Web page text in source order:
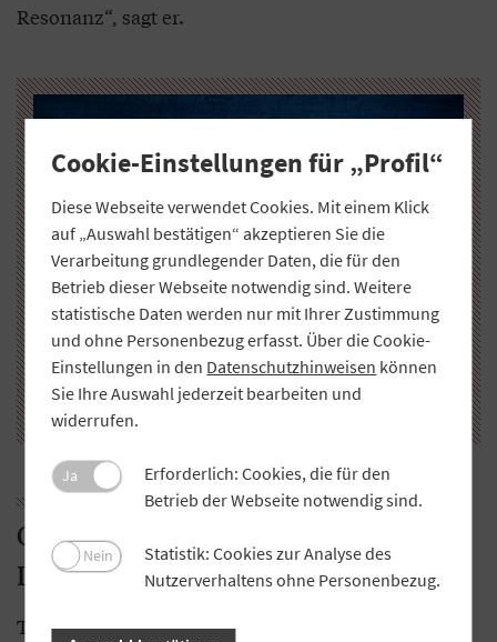
Resonanz“, sagt er.
Produkte aus bayerischem Soja: Tofu und Sojadrink der
Tagwerk eG.
Qualitätstrocknung Nordbayern eG:
Luzerne statt Soja
Trocknungsgenossenschaften wie die
Cookie-Einstellungen für „Profil“
Diese Webseite verwendet Cookies. Mit einem Klick
auf „Auswahl bestätigen“ akzeptieren Sie die
Verarbeitung grundlegender Daten, die für den
Betrieb dieser Webseite notwendig sind. Weitere
statistische Daten werden nur mit Ihrer Zustimmung
und ohne Personenbezug erfasst. Über die Cookie-
Einstellungen in den Datenschutzhinweisen können
Sie Ihre Auswahl jederzeit bearbeiten und
widerrufen.
Ja
Erforderlich: Cookies, die für den
Betrieb der Webseite notwendig sind.
Nein
Statistik: Cookies zur Analyse des
Nutzerverhaltens ohne Personenbezug.